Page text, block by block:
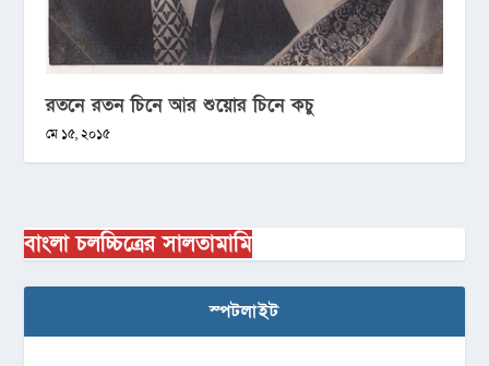
রতনে রতন চিনে আর শুয়োর চিনে কচু
মে ১৫, ২০১৫
বাংলা চলচ্চিত্রের সালতামামি
স্পটলাইট